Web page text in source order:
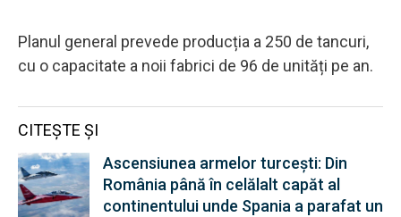
Planul general prevede producția a 250 de tancuri,
cu o capacitate a noii fabrici de 96 de unități pe an.
CITEȘTE ȘI
Ascensiunea armelor turcești: Din
România până în celălalt capăt al
continentului unde Spania a parafat un